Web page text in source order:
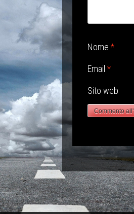
Nome *
Email *
Sito web